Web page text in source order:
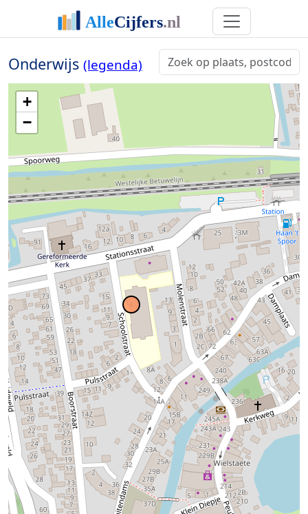
Onderwijs (legenda)
+
−